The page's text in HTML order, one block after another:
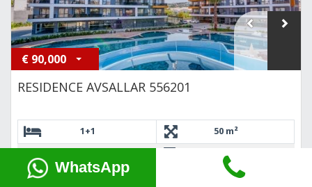
€ 90,000
RESIDENCE AVSALLAR 556201
1+1
50 m²
9 Katlı
WhatsApp